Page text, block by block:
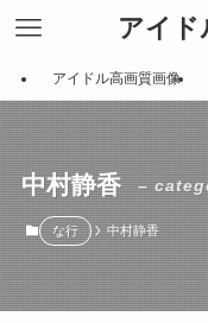
アイド
アイドル高画質画像
中村静香 –
な行 中村静香